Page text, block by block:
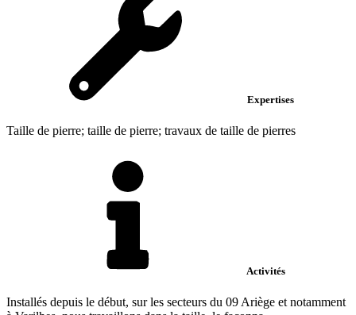
Expertises
Taille de pierre; taille de pierre; travaux de taille de pierres
Activités
Installés depuis le début, sur les secteurs du 09 Ariège et notamment